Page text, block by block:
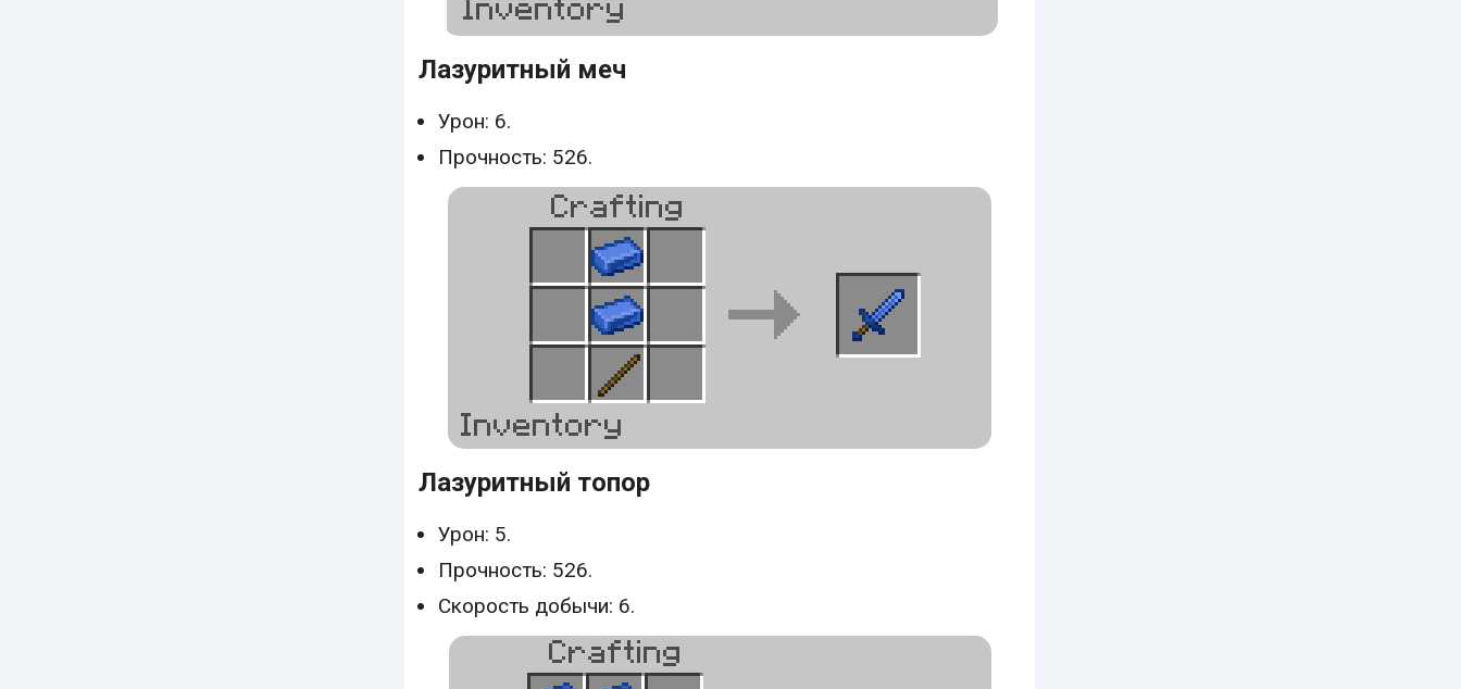
Лазуритный меч
Урон: 6.
Прочность: 526.
Лазуритный топор
Урон: 5.
Прочность: 526.
Скорость добычи: 6.